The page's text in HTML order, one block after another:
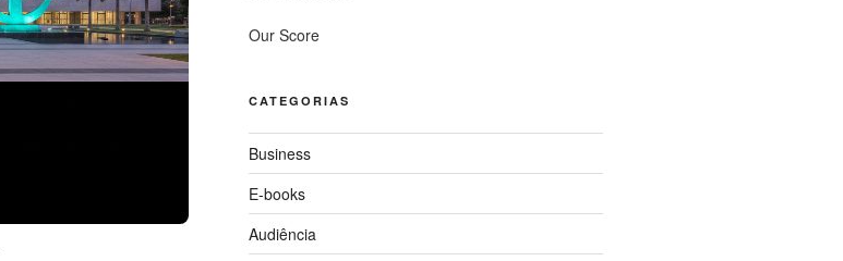
Our Score
CATEGORIAS
Business
E-books
Audiência